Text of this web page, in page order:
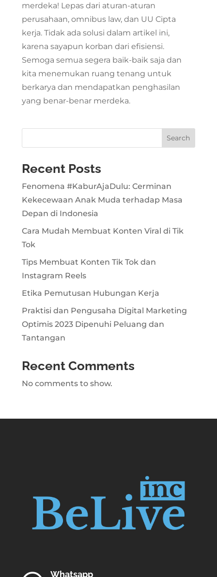
merdeka! Lepas dari aturan-aturan
perusahaan, omnibus law, dan UU Cipta
kerja. Tidak ada solusi dalam artikel ini,
karena sayapun korban dari efisiensi.
Semoga semua segera baik-baik saja dan
kita menemukan ruang tenang untuk
berkarya dan mendapatkan penghasilan
yang benar-benar merdeka.
Search
Recent Posts
Fenomena #KaburAjaDulu: Cerminan
Kekecewaan Anak Muda terhadap Masa
Depan di Indonesia
Cara Mudah Membuat Konten Viral di Tik
Tok
Tips Membuat Konten Tik Tok dan
Instagram Reels
Etika Pemutusan Hubungan Kerja
Praktisi dan Pengusaha Digital Marketing
Optimis 2023 Dipenuhi Peluang dan
Tantangan
Recent Comments
No comments to show.
Whatsapp